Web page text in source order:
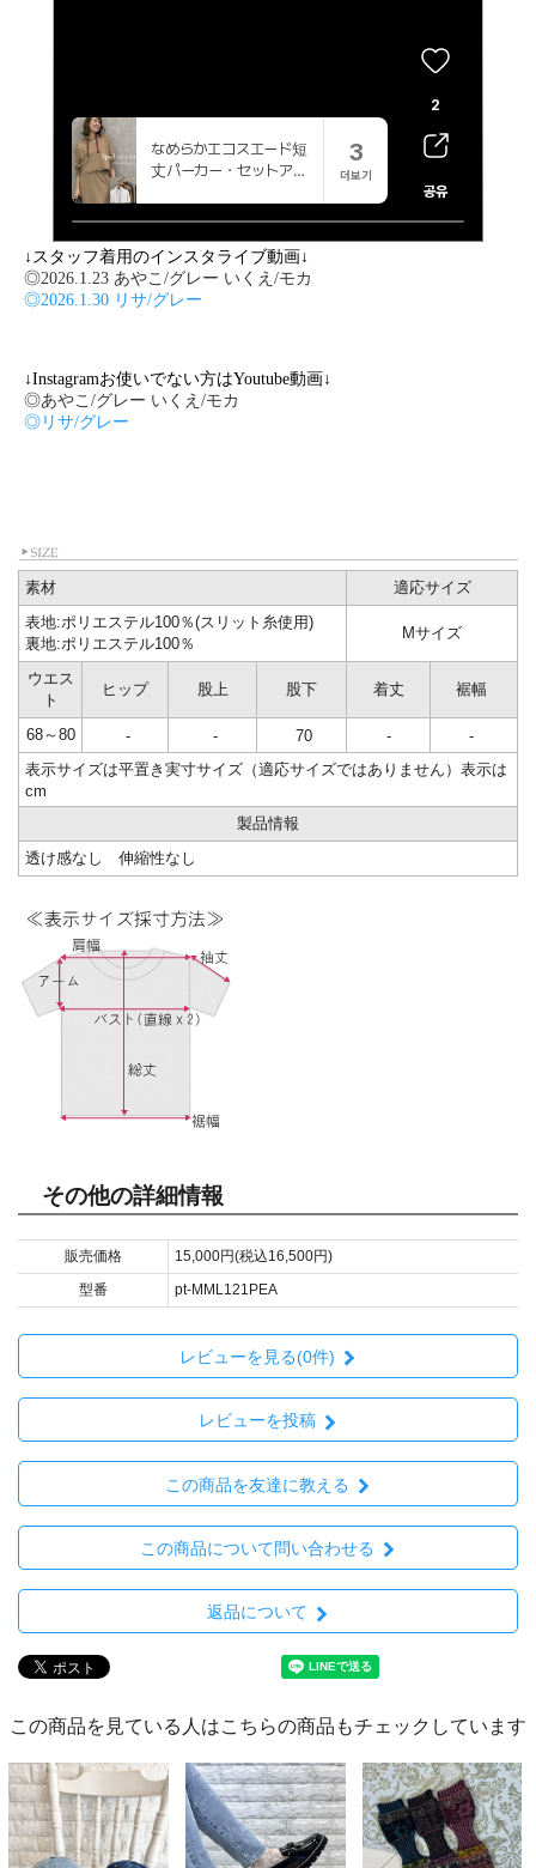
↓スタッフ着用のインスタライブ動画↓
◎2026.1.23 あやこ/グレー いくえ/モカ
◎2026.1.30 リサ/グレー
↓Instagramお使いでない方はYoutube動画↓
◎あやこ/グレー いくえ/モカ
◎リサ/グレー
素材
適応サイズ
表地:ポリエステル100％(スリット糸使用)
裏地:ポリエステル100％
Mサイズ
ウエス
ト
ヒップ 股上 股下 着丈 裾幅
68～80 - - 70 -
-
表示サイズは平置き実寸サイズ（適応サイズではありません）表示は
cm
製品情報
透け感なし 伸縮性なし
その他の詳細情報
販売価格
15,000円(税込16,500円)
型番
pt-MML121PEA
レビューを見る(0件)
レビューを投稿
この商品を友達に教える
この商品について問い合わせる
返品について
この商品を見ている人はこちらの商品もチェックしています